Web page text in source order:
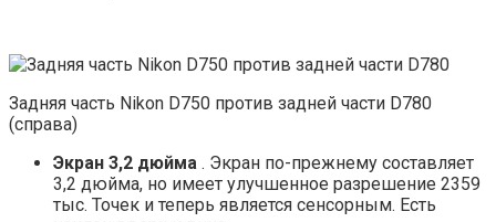
Задняя часть Nikon D750 против задней части D780
(справа)
Экран 3,2 дюйма . Экран по-прежнему составляет
3,2 дюйма, но имеет улучшенное разрешение 2359
тыс. Точек и теперь является сенсорным. Есть